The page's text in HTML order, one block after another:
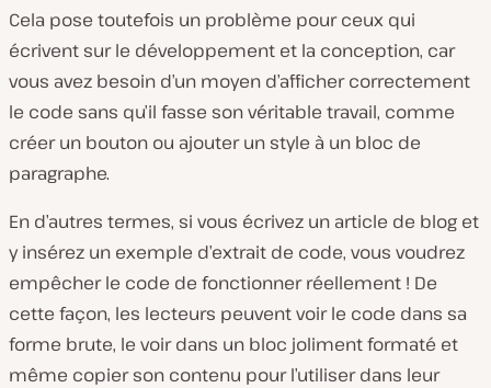
Cela pose toutefois un problème pour ceux qui
écrivent sur le développement et la conception, car
vous avez besoin d’un moyen d’afficher correctement
le code sans qu’il fasse son véritable travail, comme
créer un bouton ou ajouter un style à un bloc de
paragraphe.
En d’autres termes, si vous écrivez un article de blog et
y insérez un exemple d’extrait de code, vous voudrez
empêcher le code de fonctionner réellement ! De
cette façon, les lecteurs peuvent voir le code dans sa
forme brute, le voir dans un bloc joliment formaté et
même copier son contenu pour l’utiliser dans leur